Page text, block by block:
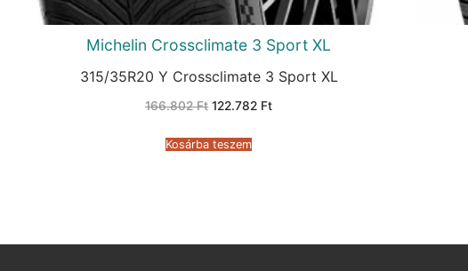
Michelin Crossclimate 3 Sport XL
315/35R20 Y Crossclimate 3 Sport XL
166.802Ft Original
166.802 Ft.
122.782 FtCurrent
Kosárba teszem